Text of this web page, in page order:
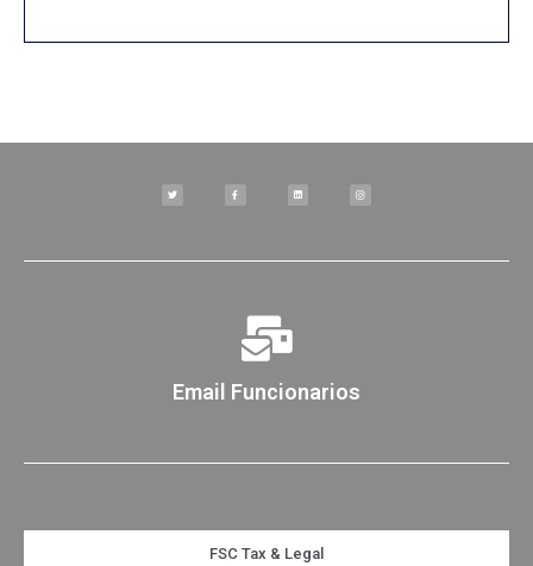
Email Funcionarios
FSC Tax & Legal